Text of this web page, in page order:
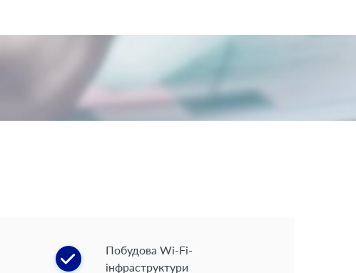
Побудова Wi-Fi-
інфраструктури